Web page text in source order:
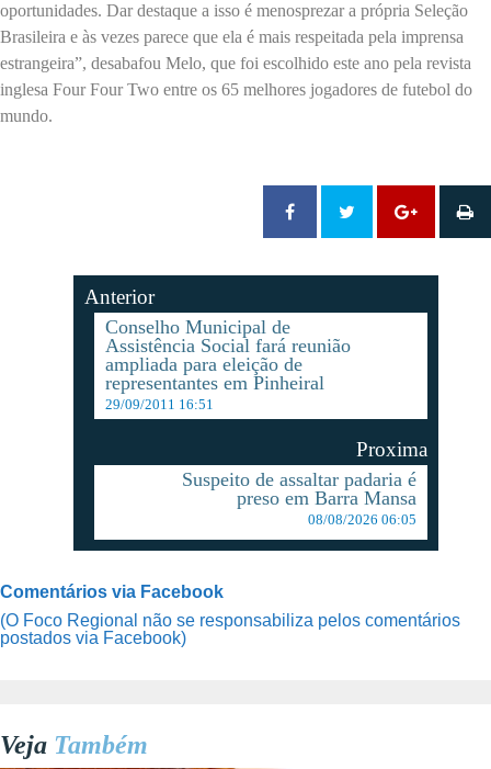
oportunidades. Dar destaque a isso é menosprezar a própria Seleção
Brasileira e às vezes parece que ela é mais respeitada pela imprensa
estrangeira”, desabafou Melo, que foi escolhido este ano pela revista
inglesa Four Four Two entre os 65 melhores jogadores de futebol do
mundo.
Anterior
Conselho Municipal de
Assistência Social fará reunião
ampliada para eleição de
representantes em Pinheiral
29/09/2011 16:51
Proxima
Suspeito de assaltar padaria é
preso em Barra Mansa
08/08/2026 06:05
Comentários via Facebook
(O Foco Regional não se responsabiliza pelos comentários
postados via Facebook)
Veja Também